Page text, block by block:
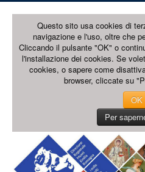
Questo sito usa cookies di
navigazione e l'uso, oltre che
Cliccando il pulsante "OK" o
l'installazione dei cookies. Se
cookies, o sapere come
browser, cliccate su
OK
Per